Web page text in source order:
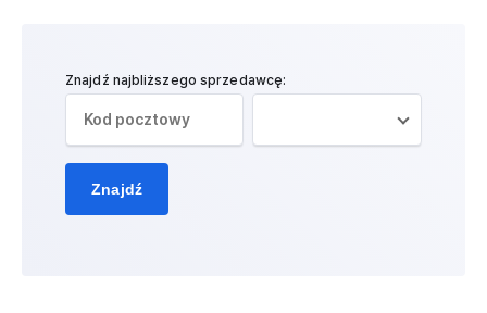
Znajdź najbliższego sprzedawcę:
Znajdź